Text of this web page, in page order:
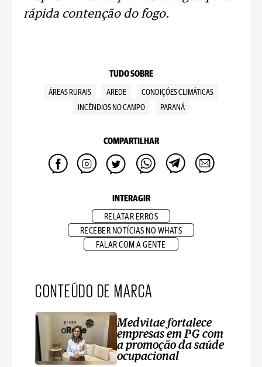
rápida contenção do fogo.
TUDO SOBRE
ÁREAS RURAIS AREDE
CONDIÇÕES CLIMÁTICAS
INCÊNDIOS NO CAMPO
PARANÁ
COMPARTILHAR
INTERAGIR
RELATAR ERROS
RECEBER NOTÍCIAS NO WHATS
FALAR COM A GENTE
CONTEÚDO DE MARCA
Medvitae fortalece
empresas em PG com
a promoção da saúde
ocupacional